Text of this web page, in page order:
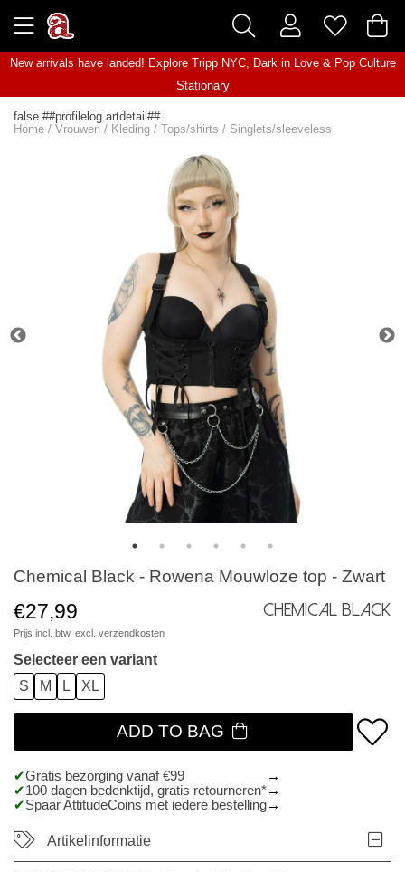
New arrivals have landed! Explore Tripp NYC, Dark in Love& Pop Culture
Stationary
false ##profilelog.artdetail##
Home / Vrouwen / Kleding / Tops/shirts / Singlets/sleeveless
Chemical Black - Rowena Mouwloze top - Zwart
€27,99
Prijs incl. btw, excl. verzendkosten
Chemical Black
Selecteer een variant
S
M L XL
ADD TO BAG
Gratis bezorging vanaf €99
100 dagen bedenktijd, gratis retourneren*
Spaar AttitudeCoins met iedere bestelling
Artikelinformatie